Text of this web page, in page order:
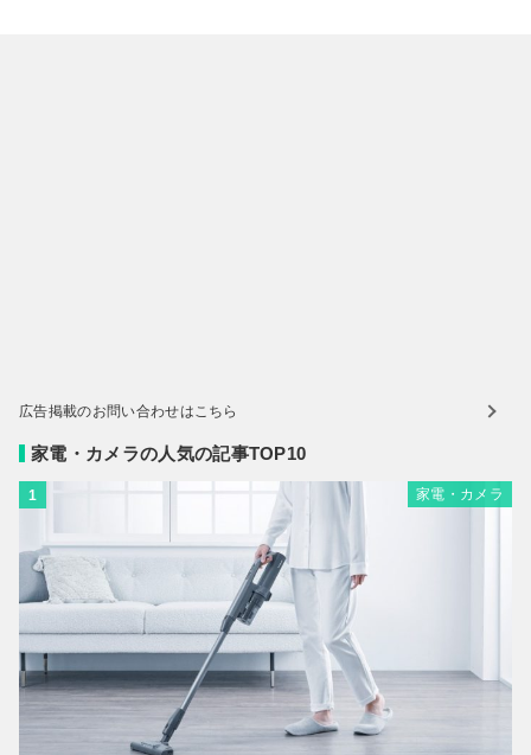
広告掲載のお問い合わせはこちら
家電・カメラの人気の記事TOP10
1 家電・カメラ